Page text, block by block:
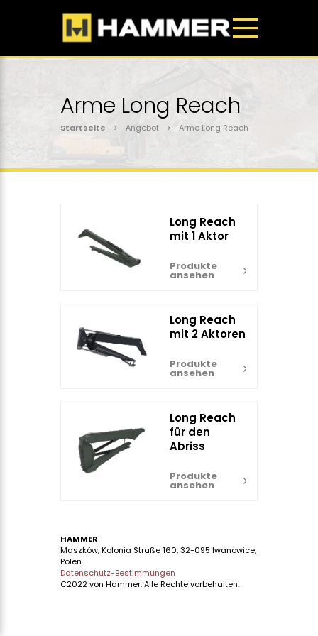
Arme Long Reach
Startseite > Angebot > Arme Long Reach
Long Reach
mit 1 Aktor
Produkte
ansehen
Long Reach
mit 2 Aktoren
Produkte
ansehen
Long Reach
für den
Abriss
Produkte
ansehen
HAMMER
Maszków, Kolonia Straße 160, 32-095 Iwanowice,
Polen
Datenschutz-Bestimmungen
C2022 von Hammer. Alle Rechte vorbehalten.